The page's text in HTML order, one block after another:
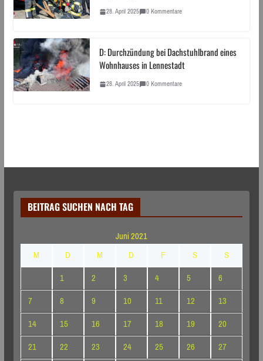
28. April 2025 0 Kommentare
D: Durchzündung bei Dachstuhlbrand eines
Wohnhauses in Lennestadt
28. April 2025 0 Kommentare
BEITRAG SUCHEN NACH TAG
Juni 2021
M
D M D F S
S
1
2 3 4 5
6
7
8 9 10 11 12
13
14
15 16 17 18 19
20
21
22 23 24 25 26
27